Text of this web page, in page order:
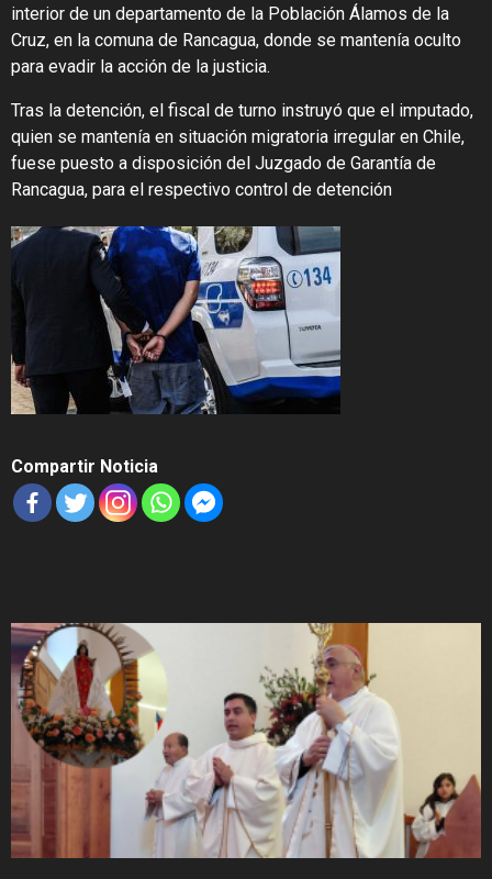
interior de un departamento de la Población Álamos de la
Cruz, en la comuna de Rancagua, donde se mantenía oculto
para evadir la acción de la justicia.
Tras la detención, el fiscal de turno instruyó que el imputado,
quien se mantenía en situación migratoria irregular en Chile,
fuese puesto a disposición del Juzgado de Garantía de
Rancagua, para el respectivo control de detención
Compartir Noticia